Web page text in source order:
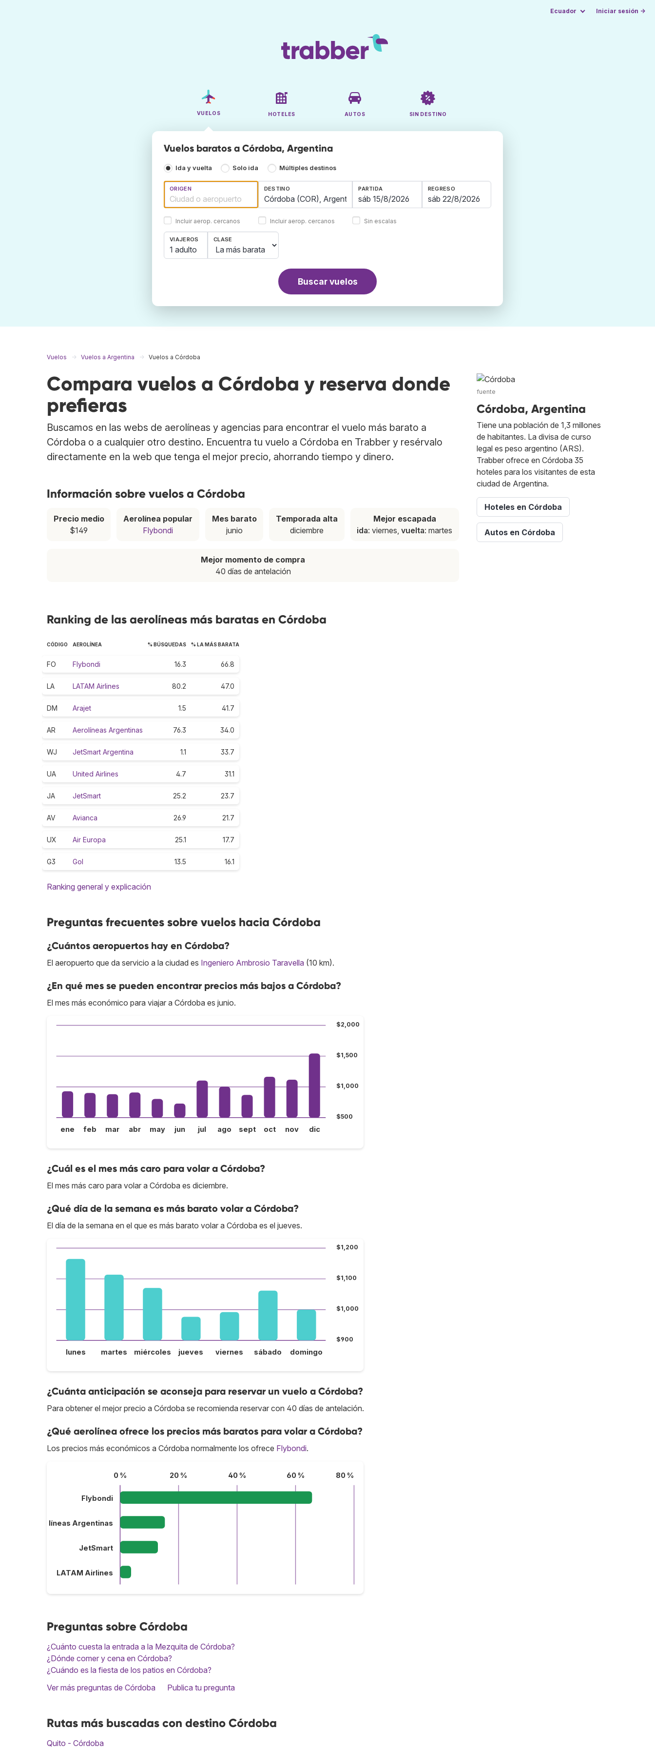
Ecuador Iniciar sesión →
VUELOS HOTELES AUTOS SIN DESTINO
Vuelos baratos a Córdoba, Argentina
Ida y vuelta Solo ida Múltiples destinos
ORIGEN
Incluir aerop. cercanos
DESTINO
Incluir aerop. cercanos
PARTIDA REGRESO
Sin escalas
VIAJEROS
1 adulto
CLASE
Buscar vuelos
Vuelos Vuelos a Argentina Vuelos a Córdoba
Compara vuelos a Córdoba y reserva donde
prefieras
Buscamos en las webs de aerolíneas y agencias para encontrar el vuelo más barato a
Córdoba o a cualquier otro destino. Encuentra tu vuelo a Córdoba en Trabber y resérvalo
directamente en la web que tenga el mejor precio, ahorrando tiempo y dinero.
Información sobre vuelos a Córdoba
Precio medio
$149
Aerolínea popular
Flybondi
Mes barato
junio
Temporada alta
diciembre
Mejor escapada
ida: viernes,vuelta: martes
Mejor momento de compra
40 días de antelación
Ranking de las aerolíneas más baratas en Córdoba
CÓDIGO AEROLÍNEA % BÚSQUEDAS % LA MÁS BARATA
FO Flybondi 16.3 66.8
LA LATAM Airlines 80.2 47.0
DM Arajet 1.5 41.7
AR Aerolíneas Argentinas 76.3 34.0
WJ JetSmart Argentina 1.1 33.7
UA United Airlines 4.7 31.1
JA JetSmart 25.2 23.7
AV Avianca 26.9 21.7
UX Air Europa 25.1 17.7
G3 Gol 13.5 16.1
Ranking general y explicación
Preguntas frecuentes sobre vuelos hacia Córdoba
¿Cuántos aeropuertos hay en Córdoba?
El aeropuerto que da servicio a la ciudad es Ingeniero Ambrosio Taravella (10 km).
¿En qué mes se pueden encontrar precios más bajos a Córdoba?
El mes más económico para viajar a Córdoba es junio.
$500
$1,000
$1,500
$2,000
ene feb mar abr may jun jul ago sept oct nov dic
¿Cuál es el mes más caro para volar a Córdoba?
El mes más caro para volar a Córdoba es diciembre.
¿Qué día de la semana es más barato volar a Córdoba?
El día de la semana en el que es más barato volar a Córdoba es el jueves.
$900
$1,000
$1,100
$1,200
lunes martes miércoles jueves viernes sábado domingo
¿Cuánta anticipación se aconseja para reservar un vuelo a Córdoba?
Para obtener el mejor precio a Córdoba se recomienda reservar con 40 días de antelación.
¿Qué aerolínea ofrece los precios más baratos para volar a Córdoba?
Los precios más económicos a Córdoba normalmente los ofrece Flybondi.
0 % 20 % 40 % 60 % 80 %
Flybondi
Aerolíneas Argentinas
JetSmart
LATAM Airlines
Preguntas sobre Córdoba
¿Cuánto cuesta la entrada a la Mezquita de Córdoba?
¿Dónde comer y cena en Córdoba?
¿Cuándo es la fiesta de los patios en Córdoba?
Ver más preguntas de Córdoba
Publica tu pregunta
Rutas más buscadas con destino Córdoba
Quito - Córdoba
fuente
Córdoba, Argentina
Tiene una población de 1,3 millones
de habitantes. La divisa de curso
legal es peso argentino (ARS).
Trabber ofrece en Córdoba 35
hoteles para los visitantes de esta
ciudad de Argentina.
Hoteles en Córdoba
Autos en Córdoba